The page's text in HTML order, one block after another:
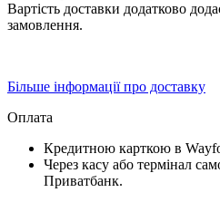
Вартість доставки додатково
замовлення.
Більше інформації про доставку
Оплата
Кредитною карткою в
Через касу або термінал
Приватбанк.